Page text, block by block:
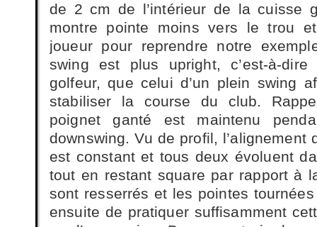
de 2 cm de l’intérieur de la cuisse
montre pointe moins vers le trou
joueur pour reprendre notre
swing est plus upright, c’est-à-
golfeur, que celui d’un plein swing
stabiliser la course du club.
poignet ganté est maintenu
downswing. Vu de profil,
est constant et tous deux évoluent
tout en restant square par rapport à
sont resserrés et les pointes
ensuite de pratiquer suffisamment